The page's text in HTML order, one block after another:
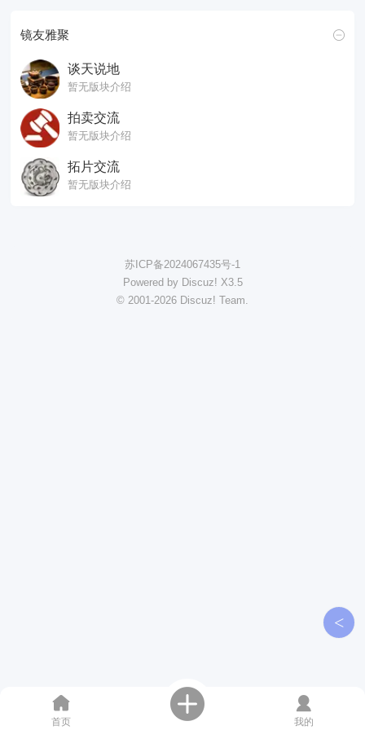
镜友雅聚
谈天说地
暂无版块介绍
拍卖交流
暂无版块介绍
拓片交流
暂无版块介绍
苏ICP备2024067435号-1
Powered by Discuz! X3.5
© 2001-2026 Discuz! Team.
首页 我的
<